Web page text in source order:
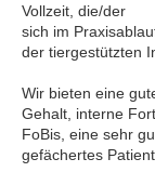
Vollzeit, die/der
sich im
der tiergestützten
Wir bieten eine
Gehalt, interne
FoBis, eine sehr
gefächertes